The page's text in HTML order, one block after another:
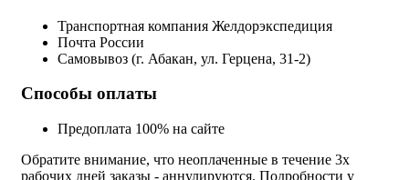
Транспортная компания Желдорэкспедиция
Почта России
Самовывоз (г. Абакан, ул. Герцена, 31-2)
Способы оплаты
Предоплата 100% на сайте
Обратите внимание, что неоплаченные в течение 3х
рабочих дней заказы - аннулируются. Подробности у